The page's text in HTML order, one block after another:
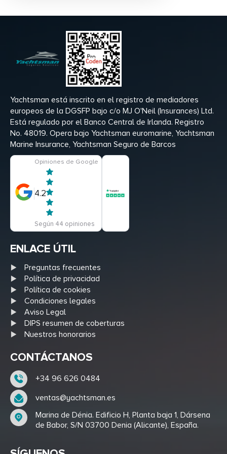
Yachtsman está inscrito en el registro de mediadores
europeos de la DGSFP bajo c/o MJ O'Neil (Insurances) Ltd.
Está regulado por el Banco Central de Irlanda. Registro
No. 48019. Opera bajo Yachtsman euromarine, Yachtsman
Marine Insurance, Yachtsman Seguro de Barcos
Opiniones de Google
4.2
Según 44 opiniones
ENLACE ÚTIL
Preguntas frecuentes
Política de privacidad
Política de cookies
Condiciones legales
Aviso Legal
DIPS resumen de coberturas
Nuestros honorarios
CONTÁCTANOS
+34 96 626 0484
ventas@yachtsman.es
Marina de Dénia. Edificio H, Planta baja 1, Dársena
de Babor, S/N 03700 Denia (Alicante), España.